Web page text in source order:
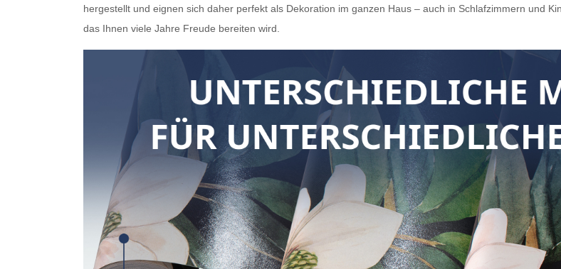
hergestellt und eignen sich daher perfekt als Dekoration im ganzen Haus – auch in Schlafzimmern und
das Ihnen viele Jahre Freude bereiten wird.